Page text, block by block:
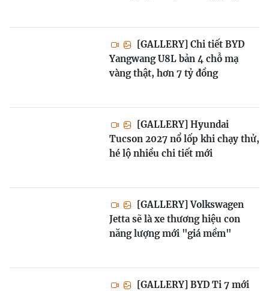
[GALLERY] Chi tiết BYD
Yangwang U8L bản 4 chỗ mạ
vàng thật, hơn 7 tỷ đồng
[GALLERY] Hyundai
Tucson 2027 nổ lốp khi chạy thử,
hé lộ nhiều chi tiết mới
[GALLERY] Volkswagen
Jetta sẽ là xe thương hiệu con
năng lượng mới "giá mềm"
[GALLERY] BYD Ti 7 mới